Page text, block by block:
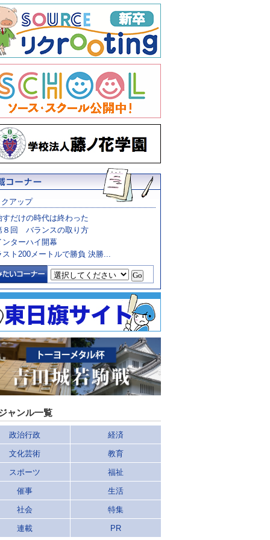
アップ
すだけの時代は終わった
８回 バランスの取り方
ンターハイ開幕
スト200メートルで勝負 決勝...
ャンル一覧
政治行政 経済
文化芸術 教育
スポーツ 福祉
催事 生活
社会 特集
連載 PR